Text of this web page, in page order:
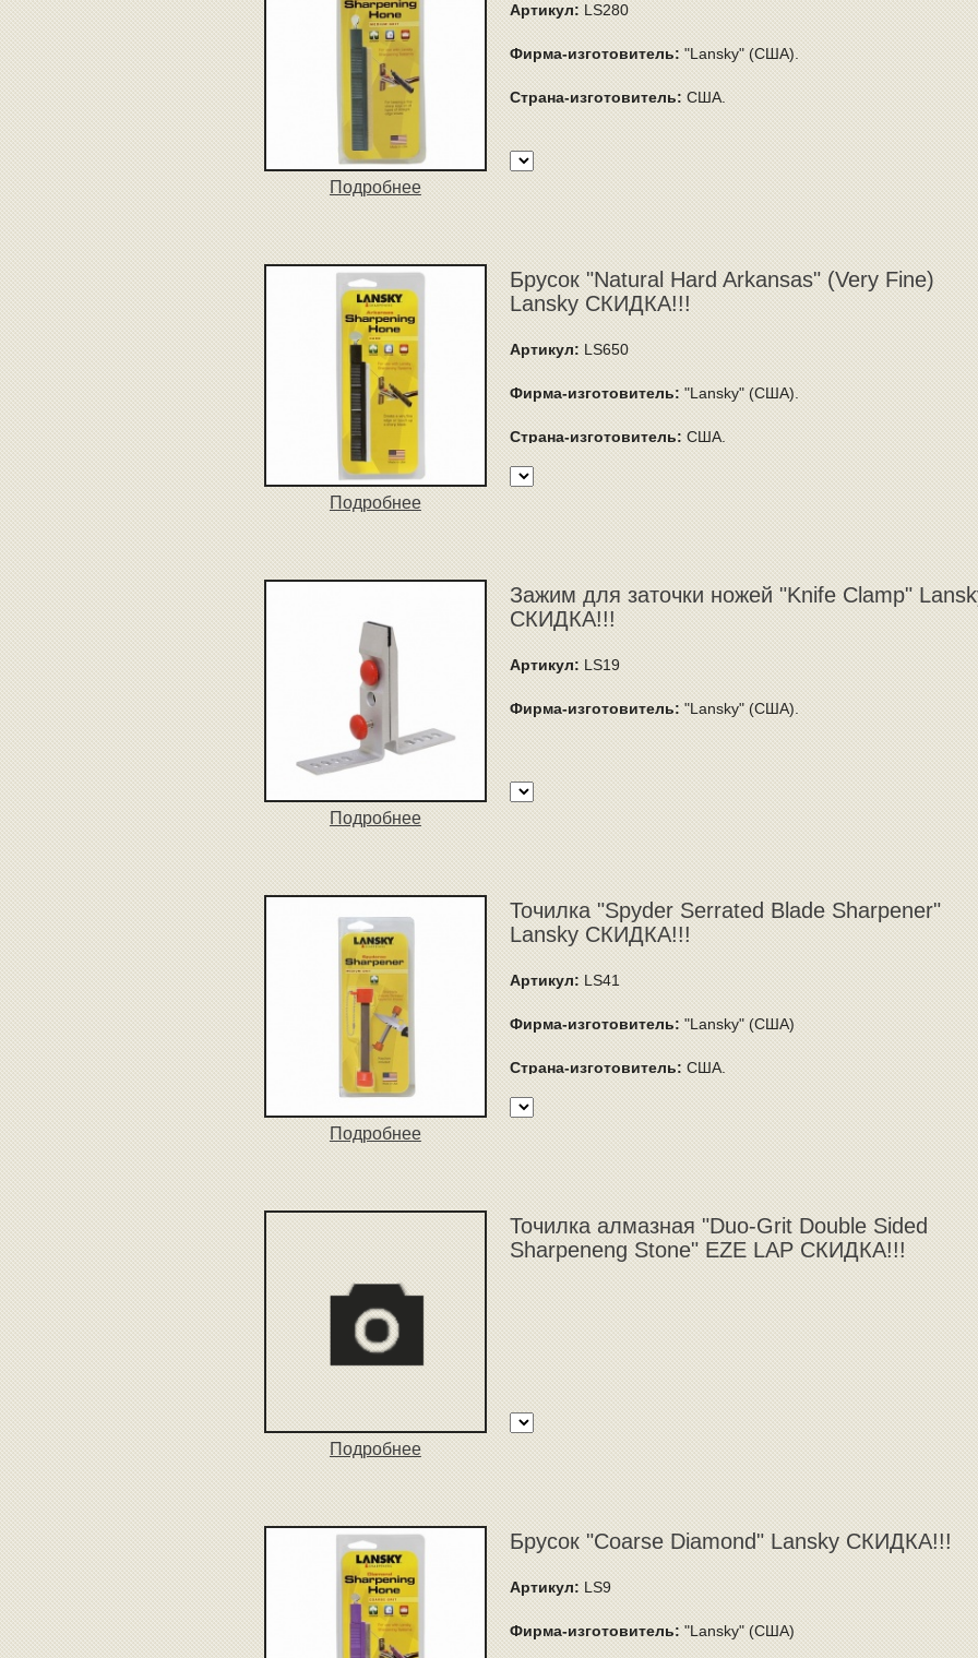
Подробнее
Артикул:LS280
Фирма-изготовитель:"Lansky" (США).
Страна-изготовитель:США.
Подробнее
Брусок "Natural Hard Arkansas" (Very Fine)
Lansky СКИДКА!!!
Артикул:LS650
Фирма-изготовитель:"Lansky" (США).
Страна-изготовитель:США.
Подробнее
Зажим для заточки ножей "Knife Clamp"
СКИДКА!!!
Артикул:LS19
Фирма-изготовитель:"Lansky" (США).
Подробнее
Точилка "Spyder Serrated Blade Sharpener"
Lansky СКИДКА!!!
Артикул:LS41
Фирма-изготовитель:"Lansky" (США)
Страна-изготовитель:США.
Подробнее
Точилка алмазная "Duo-Grit Double Sided
Sharpeneng Stone" EZE LAP СКИДКА!!!
Брусок "Coarse Diamond" Lansky СКИДКА!!!
Артикул:LS9
Фирма-изготовитель:"Lansky" (США)